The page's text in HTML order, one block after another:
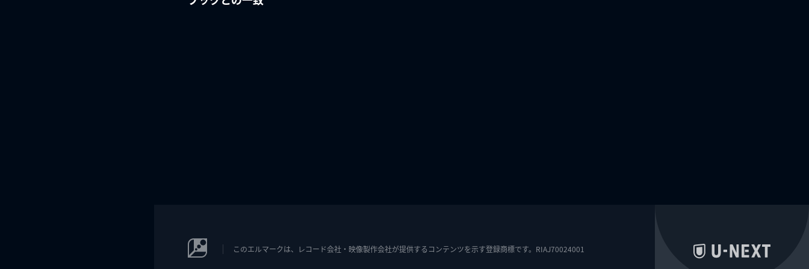
このエルマークは、レコード会社・映像製作会社が提供するコンテンツを示す登録商標です。RIAJ70024001